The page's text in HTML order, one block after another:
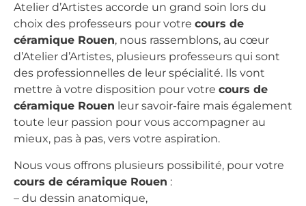
Atelier d’Artistes accorde un grand soin lors du
choix des professeurs pour votre cours de
céramique Rouen, nous rassemblons, au cœur
d’Atelier d’Artistes, plusieurs professeurs qui sont
des professionnelles de leur spécialité. Ils vont
mettre à votre disposition pour votre cours de
céramique Rouen leur savoir-faire mais également
toute leur passion pour vous accompagner au
mieux, pas à pas, vers votre aspiration.
Nous vous offrons plusieurs possibilité, pour votre
cours de céramique Rouen :
– du dessin anatomique,